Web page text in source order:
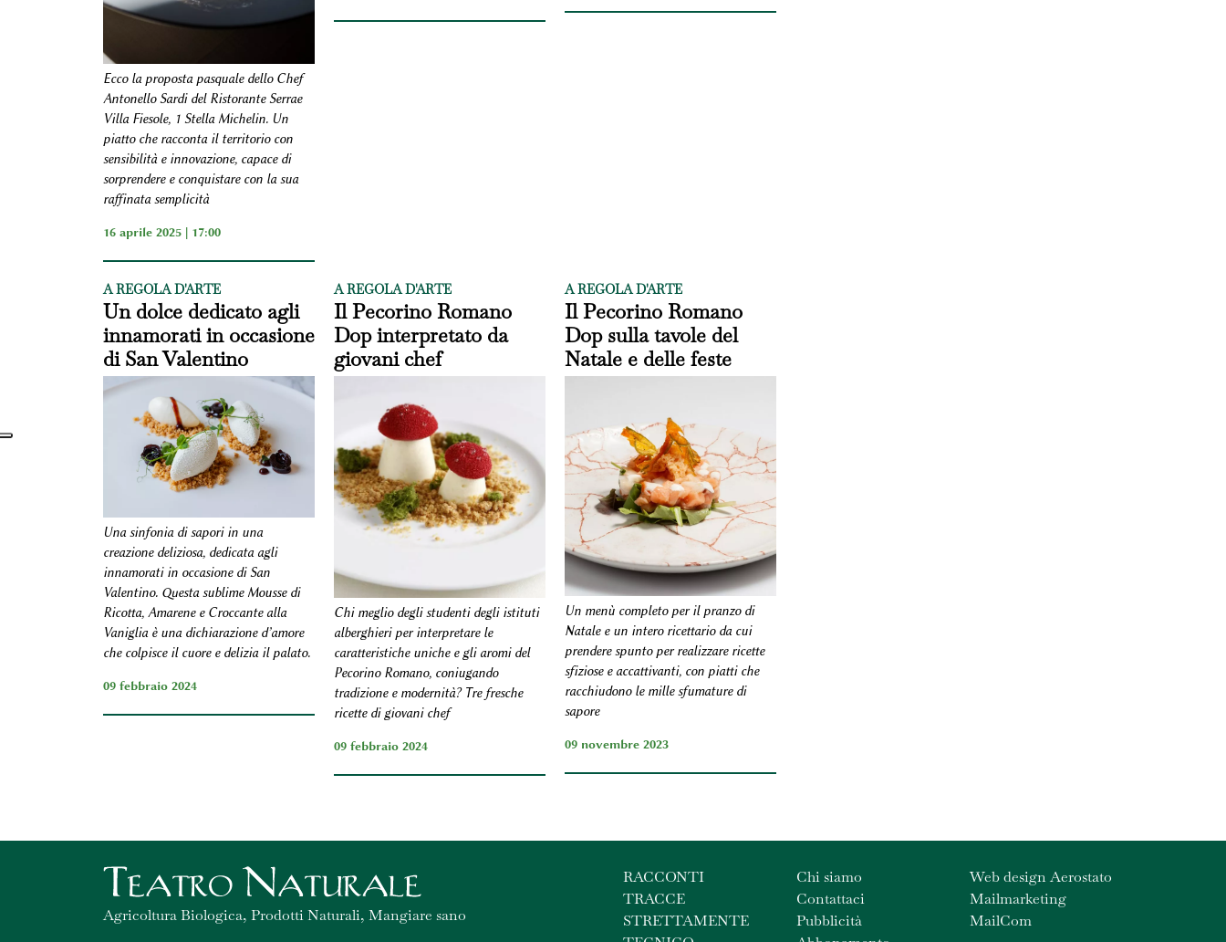
Ecco la proposta pasquale dello Chef
Antonello Sardi del Ristorante Serrae
Villa Fiesole, 1 Stella Michelin. Un
piatto che racconta il territorio con
sensibilità e innovazione, capace di
sorprendere e conquistare con la sua
raffinata semplicità
16 aprile 2025 | 17:00
A REGOLA D'ARTE
Un dolce dedicato agli
innamorati in occasione
di San Valentino
Una sinfonia di sapori in una
creazione deliziosa, dedicata agli
innamorati in occasione di San
Valentino. Questa sublime Mousse di
Ricotta, Amarene e Croccante alla
Vaniglia è una dichiarazione d’amore
che colpisce il cuore e delizia il palato.
09 febbraio 2024
A REGOLA D'ARTE
Il Pecorino Romano
Dop interpretato da
giovani chef
Chi meglio degli studenti degli istituti
alberghieri per interpretare le
caratteristiche uniche e gli aromi del
Pecorino Romano, coniugando
tradizione e modernità? Tre fresche
ricette di giovani chef
09 febbraio 2024
A REGOLA D'ARTE
Il Pecorino Romano
Dop sulla tavole del
Natale e delle feste
Un menù completo per il pranzo di
Natale e un intero ricettario da cui
prendere spunto per realizzare ricette
sfiziose e accattivanti, con piatti che
racchiudono le mille sfumature di
sapore
09 novembre 2023
Agricoltura Biologica, Prodotti Naturali, Mangiare sano
RACCONTI
TRACCE
STRETTAMENTE
Chi siamo
Contattaci
Pubblicità
Web design Aerostato
Mailmarketing
MailCom